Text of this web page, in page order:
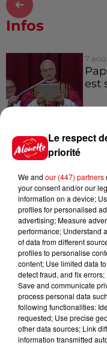
Infos
7
est
7
7
du...
7
À
Le respect
priorité
We and our (447) partners
your consent and/or our
information on a device;
profiles for personalised
advertising; Measure
performance; Understand
of data from different
profiles to personalise
content; Use limited data
detect fraud, and fix
Save and communicate
process personal data
following functionalities:
requested; Use precise
other data sources; Link
information transmitted